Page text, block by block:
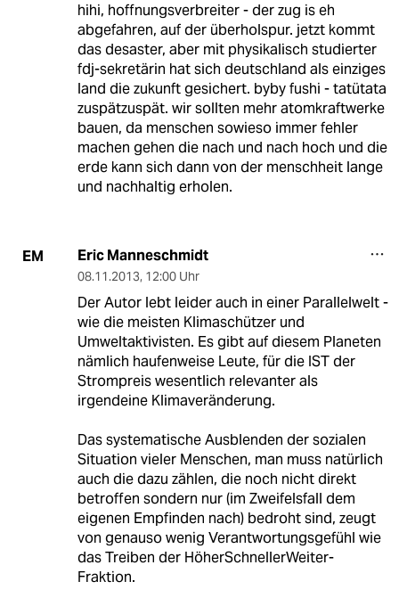
hihi, hoffnungsverbreiter - der zug is eh
abgefahren, auf der überholspur. jetzt kommt
das desaster, aber mit physikalisch studierter
fdj-sekretärin hat sich deutschland als einziges
land die zukunft gesichert. byby fushi - tatütata
zuspätzuspät. wir sollten mehr atomkraftwerke
bauen, da menschen sowieso immer fehler
machen gehen die nach und nach hoch und die
erde kann sich dann von der menschheit lange
und nachhaltig erholen.
EM Eric Manneschmidt
08.11.2013, 12:00 Uhr
Der Autor lebt leider auch in einer Parallelwelt -
wie die meisten Klimaschützer und
Umweltaktivisten. Es gibt auf diesem Planeten
nämlich haufenweise Leute, für die IST der
Strompreis wesentlich relevanter als
irgendeine Klimaveränderung.
Das systematische Ausblenden der sozialen
Situation vieler Menschen, man muss natürlich
auch die dazu zählen, die noch nicht direkt
betroffen sondern nur (im Zweifelsfall dem
eigenen Empfinden nach) bedroht sind, zeugt
von genauso wenig Verantwortungsgefühl wie
das Treiben der HöherSchnellerWeiter-
Fraktion.